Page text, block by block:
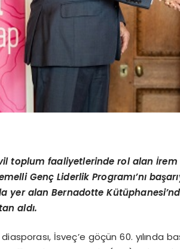
toplum faaliyetlerinde rol alan İrem
Genç Liderlik Programı’nı
yer alan Bernadotte
aldı.
diasporası, İsveç’e göçün 60. yılında